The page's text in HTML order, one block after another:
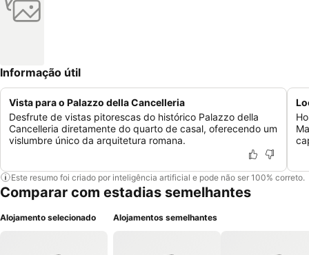
Informação útil
Vista para o Palazzo della Cancelleria
Desfrute de vistas pitorescas do histórico Palazzo della
Cancelleria diretamente do quarto de casal, oferecendo um
vislumbre único da arquitetura romana.
Este resumo foi criado por inteligência artificial e pode não ser 100% correto.
Comparar com estadias semelhantes
Alojamento selecionado Alojamentos semelhantes